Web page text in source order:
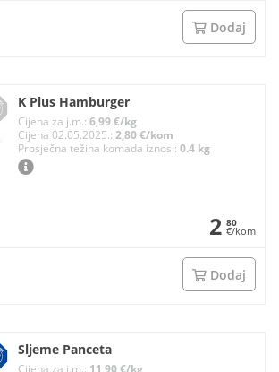
Dodaj
K Plus Hamburger
Cijena za j.m.: 6,99 €/kg
Cijena 02.05.2025.: 2,80 €/kom
Prosječna težina komada iznosi: 0.4 kg
2 80
€/kom
Dodaj
Sljeme Panceta